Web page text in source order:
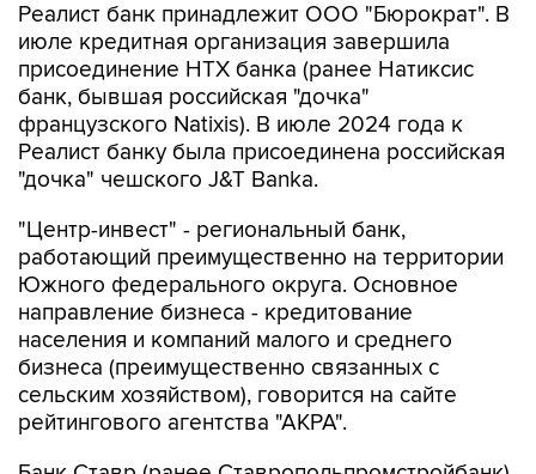
Реалист банк принадлежит ООО "Бюрократ". В
июле кредитная организация завершила
присоединение НТХ банка (ранее Натиксис
банк, бывшая российская "дочка"
французского Natixis). В июле 2024 года к
Реалист банку была присоединена российская
"дочка" чешского J&T Banka.
"Центр-инвест" - региональный банк,
работающий преимущественно на территории
Южного федерального округа. Основное
направление бизнеса - кредитование
населения и компаний малого и среднего
бизнеса (преимущественно связанных с
сельским хозяйством), говорится на сайте
рейтингового агентства "АКРА".